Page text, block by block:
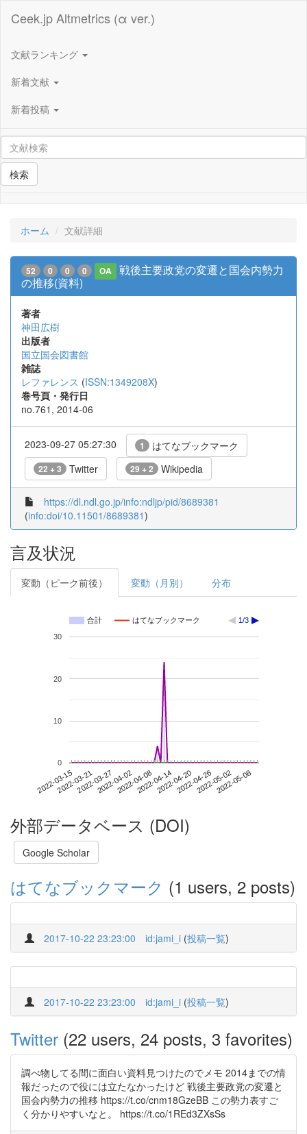
Ceek.jp Altmetrics (α ver.)
文献ランキング
新着文献
新着投稿
検索
ホーム 文献詳細
52 0 0 0 OA
戦後主要政党の変遷と国会内勢力
の推移(資料)
著者
神田広樹
出版者
国立国会図書館
雑誌
レファレンス (ISSN:1349208X)
巻号頁・発行日
no.761, 2014-06
2023-09-27 05:27:30 1 はてなブックマーク
22 + 3 Twitter 29 + 2 Wikipedia
https://dl.ndl.go.jp/info:ndljp/pid/8689381
(info:doi/10.11501/8689381)
言及状況
変動（ピーク前後） 変動（月別） 分布
合計 はてなブックマーク 1/3
2022-03-152022-03-212022-03-272022-04-022022-04-082022-04-142022-04-202022-04-262022-05-022022-05-08
0
10
20
30
外部データベース (DOI)
Google Scholar
はてなブックマーク (1 users, 2 posts)
2017-10-22 23:23:00 id:jami_i (投稿一覧)
2017-10-22 23:23:00 id:jami_i (投稿一覧)
Twitter (22 users, 24 posts, 3 favorites)
調べ物してる間に面白い資料見つけたのでメモ 2014までの情
報だったので役には立たなかったけど 戦後主要政党の変遷と
国会内勢力の推移 https://t.co/cnm18GzeBB この勢力表すご
く分かりやすいなと。 https://t.co/1REd3ZXsSs